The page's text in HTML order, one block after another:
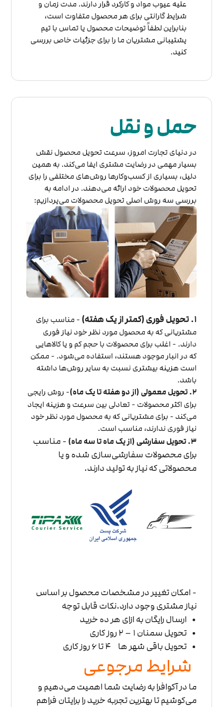
علیه عیوب مواد و کارکرد قرار دارند. مدت زمان و
شرایط گارانتی برای هر محصول متفاوت است،
بنابراین لطفاً توضیحات محصول یا تماس با تیم
پشتیبانی مشتریان ما را برای جزئیات خاص بررسی
کنید.
حمل و نقل
در دنیای تجارت امروز، سرعت تحویل محصول نقش
بسیار مهمی در رضایت مشتری ایفا می‌کند. به همین
دلیل، بسیاری از کسب‌وکارها روش‌های مختلفی را برای
تحویل محصولات خود ارائه می‌دهند. در ادامه به
بررسی سه روش اصلی تحویل محصولات می‌پردازیم:
۱. تحویل فوری (کمتر از یک هفته)
- مناسب برای
مشتریانی که به محصول مورد نظر خود نیاز فوری
دارند. - اغلب برای محصولات با حجم کم و یا کالاهایی
که در انبار موجود هستند، استفاده می‌شود. - ممکن
است هزینه بیشتری نسبت به سایر روش‌ها داشته
باشد.
۲. تحویل معمولی (از دو هفته تا یک ماه)
- روش رایجی
برای اکثر محصولات - تعادلی بین سرعت و هزینه ایجاد
می‌کند - برای مشتریانی که به محصول مورد نظر خود
نیاز فوری ندارند، مناسب است.
۳. تحویل سفارشی (از یک ماه تا سه ماه)
- مناسب
برای محصولات سفارشی‌سازی شده و یا
محصولاتی که نیاز به تولید دارند.
- امکان تغییر در مشخصات محصول بر اساس
نیاز مشتری وجود دارد.نکات قابل توجه
ارسال رایگان به ازای هر ده خرید
تحویل سمنان ۱ – 2 روز کاری
تحویل باقی شهر ها ۴ تا ۶ روز کاری
شرایط مرجوعی
ما در آکوافرا به رضایت شما اهمیت می‌دهیم و
می‌کوشیم تا بهترین تجربه خرید را برایتان فراهم